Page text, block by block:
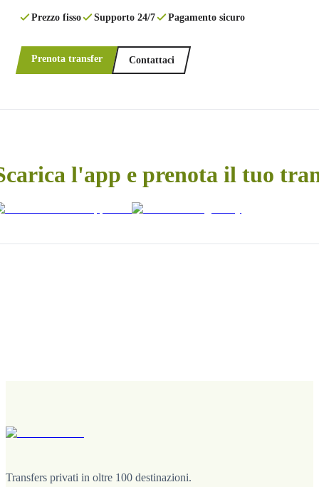
Prezzo fisso Supporto 24/7 Pagamento sicuro
Prenota transfer Contattaci
l'app e prenota il tuo
Transfers privati in oltre 100 destinazioni.